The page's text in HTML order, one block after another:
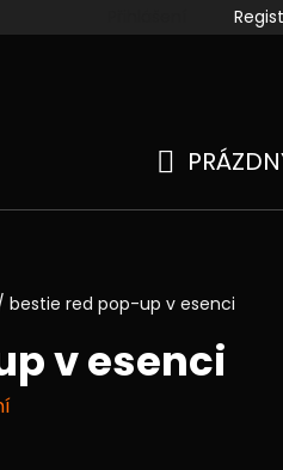
kamenné
bestie red pop-up v esenci
v esenci